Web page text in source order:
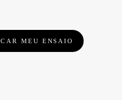
MEU ENSAIO